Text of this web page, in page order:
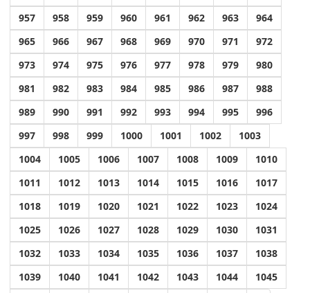
957
958 959 960 961 962 963
964
965
966 967 968 969 970 971
972
973
974 975 976 977 978 979
980
981
982 983 984 985 986 987
988
989
990 991 992 993 994 995
996
997
998 999 1000 1001 1002
1003
1004
1005 1006 1007 1008 1009
1010
1011
1012 1013 1014 1015 1016
1017
1018
1019 1020 1021 1022 1023
1024
1025
1026 1027 1028 1029 1030
1031
1032
1033 1034 1035 1036 1037
1038
1039
1040 1041 1042 1043 1044
1045